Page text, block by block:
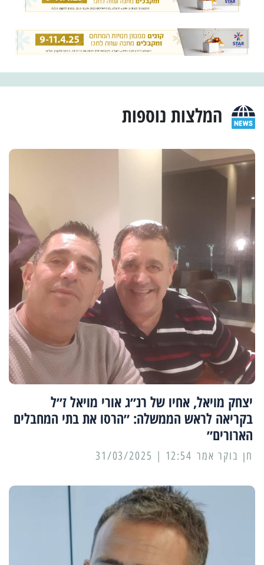
המלצות נוספות
יצחק מויאל, אחיו של רנ״ג אורי מויאל ז״ל
בקריאה לראש הממשלה: ״הרסו את בתי המחבלים
הארורים״
12:54 | 31/03/2025